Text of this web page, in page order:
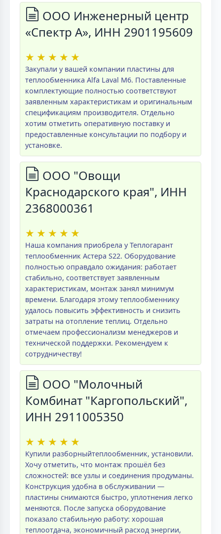
ООО Инженерный центр
«Спектр А», ИНН 2901195609
★ ★ ★ ★ ★
Закупали у вашей компании пластины для
теплообменника Alfa Laval M6. Поставленные
комплектующие полностью соответствуют
заявленным характеристикам и оригинальным
спецификациям производителя. Отдельно
хотим отметить оперативную поставку и
предоставленные консультации по подбору и
установке.
ООО "Овощи
Краснодарского края", ИНН
2368000361
★ ★ ★ ★ ★
Наша компания приобрела у Теплогарант
теплообменник Астера S22. Оборудование
полностью оправдало ожидания: работает
стабильно, соответствует заявленным
характеристикам, монтаж занял минимум
времени. Благодаря этому теплообменнику
удалось повысить эффективность и снизить
затраты на отопление теплиц. Отдельно
отмечаем профессионализм менеджеров и
технической поддержки. Рекомендуем к
сотрудничеству!
ООО "Молочный
Комбинат "Каргопольский",
ИНН 2911005350
★ ★ ★ ★ ★
Купили разборныйтеплообменник, установили.
Хочу отметить, что монтаж прошёл без
сложностей: все узлы и соединения продуманы.
Конструкция удобна в обслуживании —
пластины снимаются быстро, уплотнения легко
меняются. После запуска оборудование
показало стабильную работу: хорошая
теплоотдача, экономичный расход энергии,